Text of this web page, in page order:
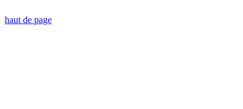
haut de page